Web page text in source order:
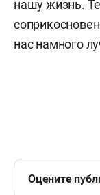
нашу жизнь.
нас намного
Оцените